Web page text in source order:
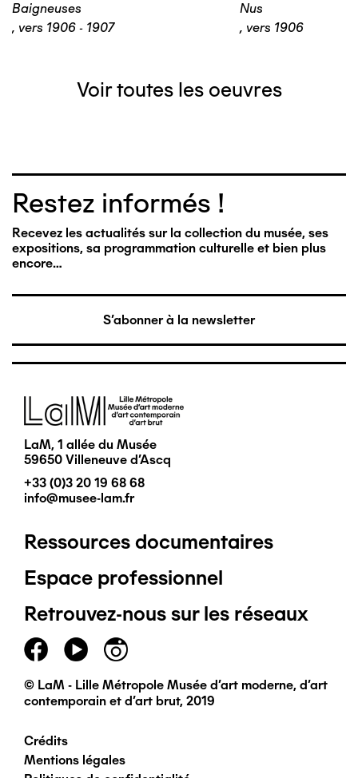
Baigneuses
, vers 1906 - 1907
Nus
, vers 1906
Voir toutes les oeuvres
Restez informés !
Recevez les actualités sur la collection du musée, ses
expositions, sa programmation culturelle et bien plus
encore…
S'abonner à la newsletter
Image
LaM, 1 allée du Musée
59650 Villeneuve d'Ascq
+33 (0)3 20 19 68 68
info@musee-lam.fr
Pied
de
page
principal
Ressources documentaires
Espace professionnel
Retrouvez-nous sur les réseaux
© LaM - Lille Métropole Musée d'art moderne, d'art
contemporain et d'art brut, 2019
Pied
Crédits
Mentions légales